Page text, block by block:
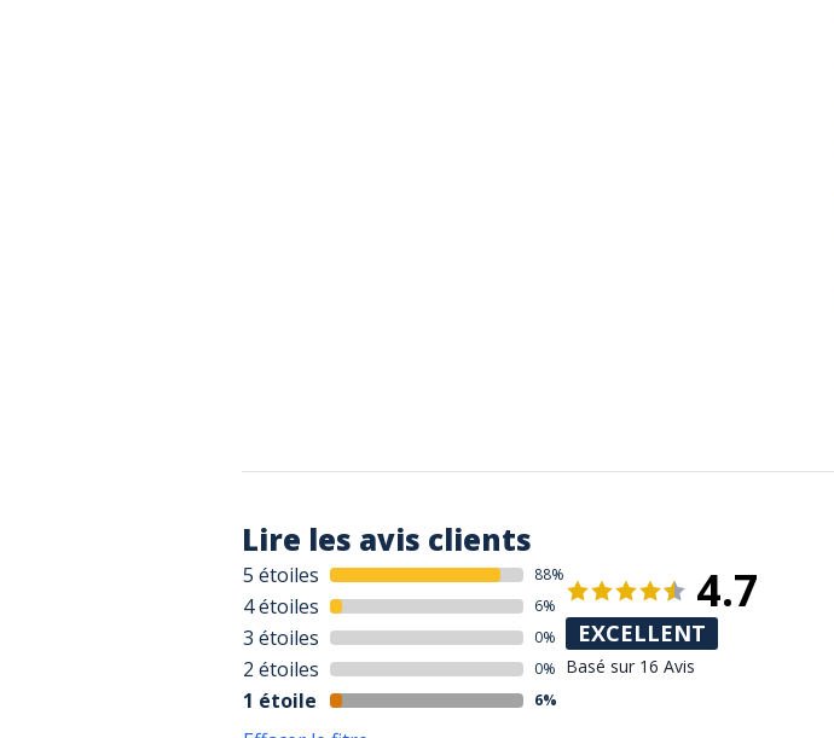
Lire les avis clients
5 étoiles 88%
4 étoiles 6%
3 étoiles 0%
2 étoiles 0%
1 étoile 6%
4.7
EXCELLENT
Basé sur 16 Avis